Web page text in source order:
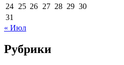
24 25 26 27 28 29 30
31
« Июл
Рубрики